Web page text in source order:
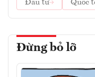
Đầu tư
Quốc
Đừng bỏ lỡ